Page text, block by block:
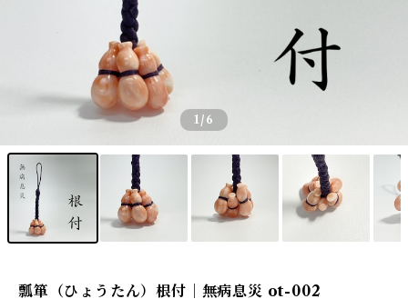
1 /6
瓢箪（ひょうたん）根付｜無病息災 ot-002